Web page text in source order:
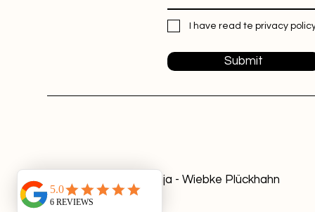
I have read te privacy
Submit
© 2024 Stats Ninja - Wiebke Plückhahn